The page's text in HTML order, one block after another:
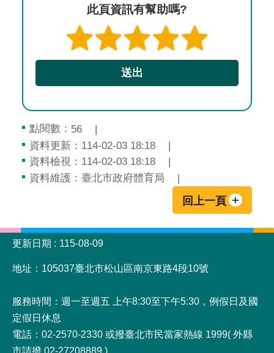
此頁資訊有幫助嗎?
點閱數： 56
資料更新：114-02-03 18:18
資料檢視：114-02-03 18:18
資料維護：臺北市政府體育局
回上一頁
:::
更新日期
115-08-09
地址：105037臺北市松山區南京東路4段10號
服務時間：週一至週五 上午8:30至下午5:30，例假日及國
定假日休息
電話：02-2570-2330 或撥臺北市民當家熱線 1999( 外縣
市請撥 02-27208889 )